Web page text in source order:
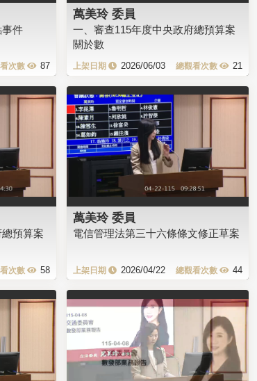
件
87
萬美玲 委員
一、審查115年度中央政府總預算案
關於數
2026/06/03 21
預算案
58
萬美玲 委員
電信管理法第三十六條條文修正草案
2026/04/22 44